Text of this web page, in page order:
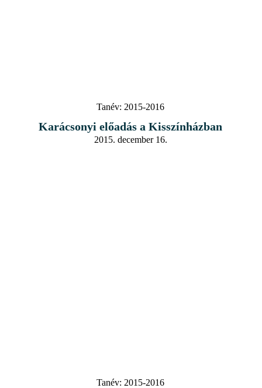
Tanév: 2015-2016
Karácsonyi előadás a Kisszínházban
2015. december 16.
Tanév: 2015-2016